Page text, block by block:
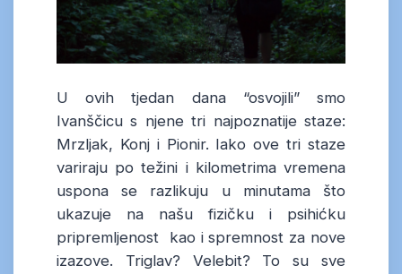
U ovih tjedan dana “osvojili” smo
Ivanščicu s njene tri najpoznatije staze:
Mrzljak, Konj i Pionir. Iako ove tri staze
variraju po težini i kilometrima vremena
uspona se razlikuju u minutama što
ukazuje na našu fizičku i psihićku
pripremljenost kao i spremnost za nove
izazove. Triglav? Velebit? To su sve